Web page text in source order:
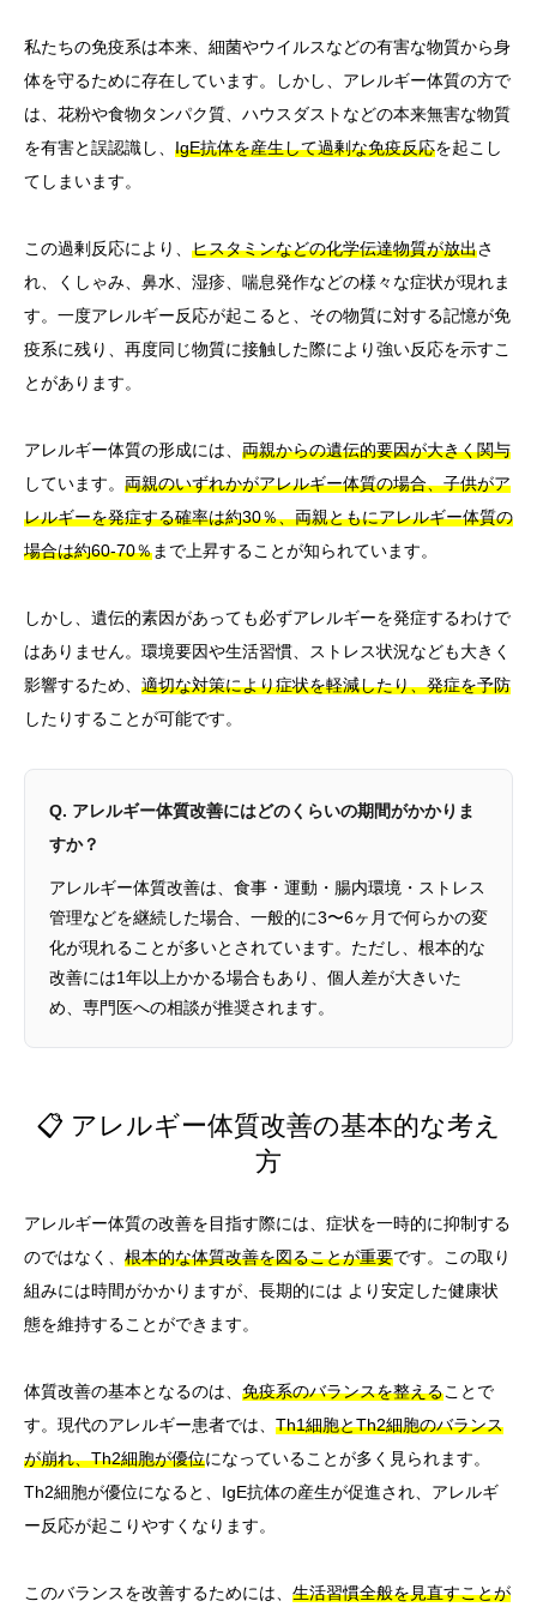
私たちの免疫系は本来、細菌やウイルスなどの有害な物質から身
体を守るために存在しています。しかし、アレルギー体質の方で
は、花粉や食物タンパク質、ハウスダストなどの本来無害な物質
を有害と誤認識し、 IgE抗体を産生して過剰な免疫反応を起こし
てしまいます。
この過剰反応により、 ヒスタミンなどの化学伝達物質が放出さ
れ、くしゃみ、鼻水、湿疹、喘息発作などの様々な症状が現れま
す。一度アレルギー反応が起こると、その物質に対する記憶が免
疫系に残り、再度同じ物質に接触した際により強い反応を示すこ
とがあります。
アレルギー体質の形成には、 両親からの遺伝的要因が大きく関与
しています。 両親のいずれかがアレルギー体質の場合、子供がア
レルギーを発症する確率は約30％、両親ともにアレルギー体質の
場合は約60-70％まで上昇することが知られています。
しかし、遺伝的素因があっても必ずアレルギーを発症するわけで
はありません。環境要因や生活習慣、ストレス状況なども大きく
影響するため、 適切な対策により症状を軽減したり、発症を予防
したりすることが可能です。
Q. アレルギー体質改善にはどのくらいの期間がかかりま
すか？
アレルギー体質改善は、食事・運動・腸内環境・ストレス
管理などを継続した場合、一般的に3〜6ヶ月で何らかの変
化が現れることが多いとされています。ただし、根本的な
改善には1年以上かかる場合もあり、個人差が大きいた
め、専門医への相談が推奨されます。
📋 アレルギー体質改善の基本的な考え
方
アレルギー体質の改善を目指す際には、症状を一時的に抑制する
のではなく、 根本的な体質改善を図ることが重要です。この取り
組みには時間がかかりますが、長期的には より安定した健康状
態を維持することができます。
体質改善の基本となるのは、 免疫系のバランスを整えることで
す。現代のアレルギー患者では、 Th1細胞とTh2細胞のバランス
が崩れ、Th2細胞が優位になっていることが多く見られます。
Th2細胞が優位になると、IgE抗体の産生が促進され、アレルギ
ー反応が起こりやすくなります。
このバランスを改善するためには、 生活習慣全般を見直すことが